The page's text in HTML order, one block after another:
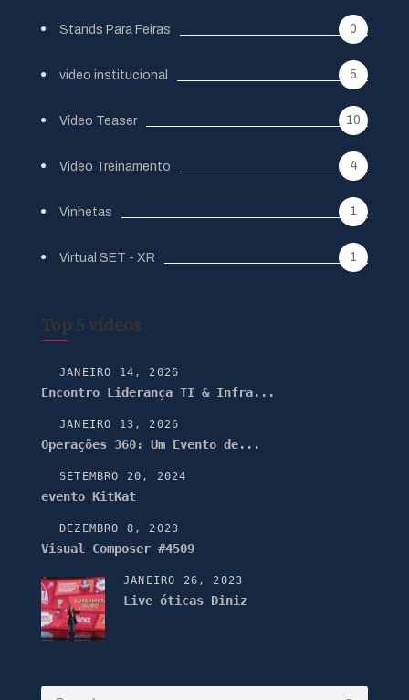
Stands Para Feiras 0
video institucional 5
Vídeo Teaser 10
Video Treinamento 4
Vinhetas 1
Virtual SET - XR 1
Top 5 vídeos
JANEIRO 14, 2026
Encontro Liderança TI & Infra...
JANEIRO 13, 2026
Operações 360: Um Evento de...
SETEMBRO 20, 2024
evento KitKat
DEZEMBRO 8, 2023
Visual Composer #4509
JANEIRO 26, 2023
Live óticas Diniz
Pesquisar